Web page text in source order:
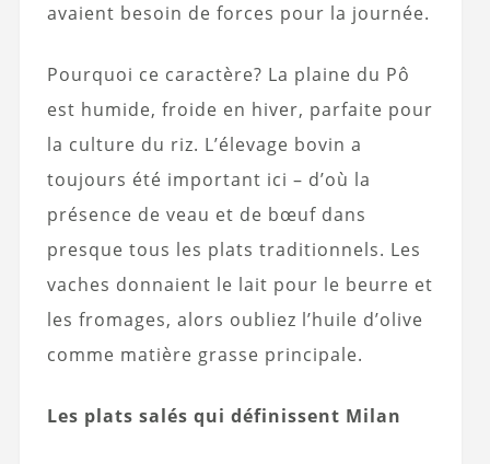
avaient besoin de forces pour la journée.
Pourquoi ce caractère? La plaine du Pô
est humide, froide en hiver, parfaite pour
la culture du riz. L’élevage bovin a
toujours été important ici – d’où la
présence de veau et de bœuf dans
presque tous les plats traditionnels. Les
vaches donnaient le lait pour le beurre et
les fromages, alors oubliez l’huile d’olive
comme matière grasse principale.
Les plats salés qui définissent Milan